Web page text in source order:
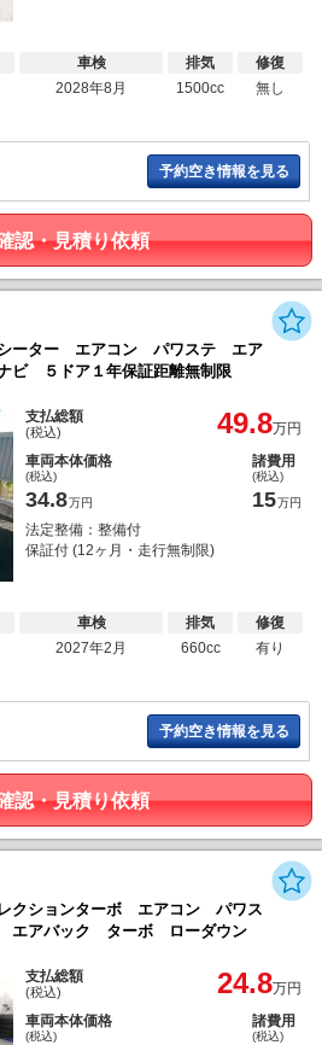
車検
2028年8月
排気
1500cc
修復
無し
予約空き情報を見る
認・見積り依頼
ーター エアコン パワステ エア
５ドア１年保証距離無制限
支払総額
(税込) 49.8万円
車両本体価格
(税込)
34.8万円
諸費用
(税込)
15万円
法定整備：整備付
保証付 (12ヶ月・走行無制限)
車検
2027年2月
排気
660cc
修復
有り
予約空き情報を見る
認・見積り依頼
クションターボ エアコン パワス
エアバック ターボ ローダウン
支払総額
(税込) 24.8万円
車両本体価格
(税込)
諸費用
(税込)